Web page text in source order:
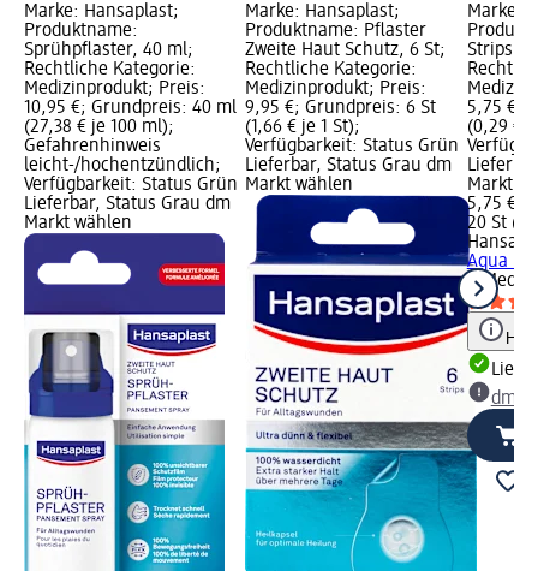
Marke: Hansaplast;
Produktname:
Sprühpflaster, 40 ml;
Rechtliche Kategorie:
Medizinprodukt; Preis:
10,95 €; Grundpreis: 40 ml
(27,38 € je 100 ml);
Gefahrenhinweis
leicht-/hochentzündlich;
Verfügbarkeit: Status Grün
Lieferbar, Status Grau dm
Markt wählen
Marke: Hansaplast;
Produktname: Pflaster
Zweite Haut Schutz, 6 St;
Rechtliche Kategorie:
Medizinprodukt; Preis:
9,95 €; Grundpreis: 6 St
(1,66 € je 1 St);
Verfügbarkeit: Status Grün
Lieferbar, Status Grau dm
Markt wählen
Marke:
Strips
5,75 €;
(0,29 €
Markt
5,75 €
20 St
Aqua
St
dm